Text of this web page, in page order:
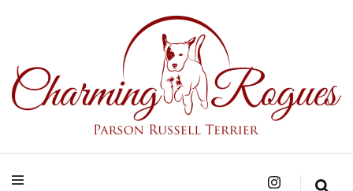
Charming Rogues